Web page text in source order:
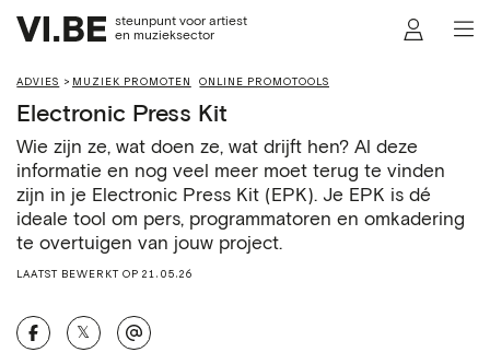
steunpunt voor artiest
en muzieksector
ADVIES MUZIEK PROMOTEN ONLINE PROMOTOOLS
Electronic Press Kit
Wie zijn ze, wat doen ze, wat drijft hen? Al deze
informatie en nog veel meer moet terug te vinden
zijn in je Electronic Press Kit (EPK). Je EPK is dé
ideale tool om pers, programmatoren en omkadering
te overtuigen van jouw project.
LAATST BEWERKT OP 21.05.26
𝕏